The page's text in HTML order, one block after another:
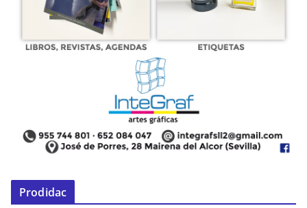
Prodidac